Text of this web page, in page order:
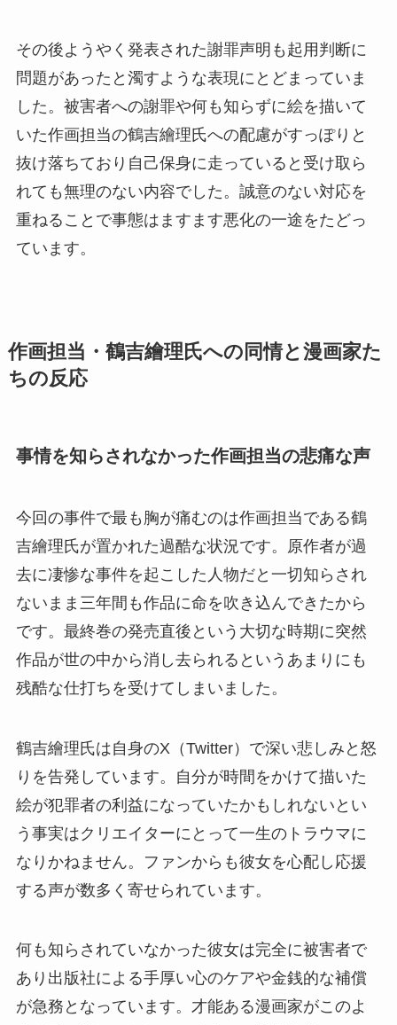
その後ようやく発表された謝罪声明も起用判断に
問題があったと濁すような表現にとどまっていま
した。被害者への謝罪や何も知らずに絵を描いて
いた作画担当の鶴吉繪理氏への配慮がすっぽりと
抜け落ちており自己保身に走っていると受け取ら
れても無理のない内容でした。誠意のない対応を
重ねることで事態はますます悪化の一途をたどっ
ています。
作画担当・鶴吉繪理氏への同情と漫画家た
ちの反応
事情を知らされなかった作画担当の悲痛な声
今回の事件で最も胸が痛むのは作画担当である鶴
吉繪理氏が置かれた過酷な状況です。原作者が過
去に凄惨な事件を起こした人物だと一切知らされ
ないまま三年間も作品に命を吹き込んできたから
です。最終巻の発売直後という大切な時期に突然
作品が世の中から消し去られるというあまりにも
残酷な仕打ちを受けてしまいました。
鶴吉繪理氏は自身のX（Twitter）で深い悲しみと怒
りを告発しています。自分が時間をかけて描いた
絵が犯罪者の利益になっていたかもしれないとい
う事実はクリエイターにとって一生のトラウマに
なりかねません。ファンからも彼女を心配し応援
する声が数多く寄せられています。
何も知らされていなかった彼女は完全に被害者で
あり出版社による手厚い心のケアや金銭的な補償
が急務となっています。才能ある漫画家がこのよ